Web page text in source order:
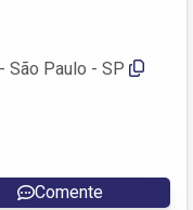
São Paulo - SP
Comente